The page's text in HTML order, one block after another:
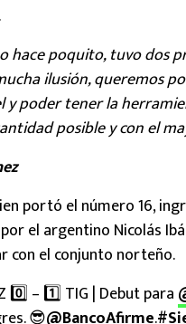
hace poquito, tuvo dos
ilusión, queremos
y poder tener la
posible y con el
portó el número 16,
el argentino Nicolás
con el conjunto norteño.
0️⃣ – 1️⃣ TIG | Debut para
😎@BancoAfirme.